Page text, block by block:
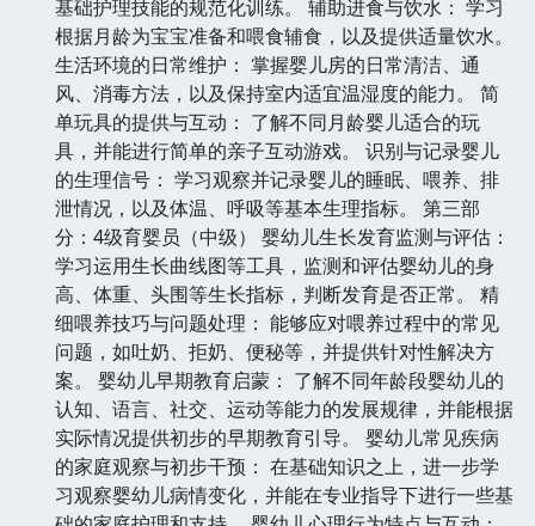
基础护理技能的规范化训练。 辅助进食与饮水： 学习
根据月龄为宝宝准备和喂食辅食，以及提供适量饮水。
生活环境的日常维护： 掌握婴儿房的日常清洁、通
风、消毒方法，以及保持室内适宜温湿度的能力。 简
单玩具的提供与互动： 了解不同月龄婴儿适合的玩
具，并能进行简单的亲子互动游戏。 识别与记录婴儿
的生理信号： 学习观察并记录婴儿的睡眠、喂养、排
泄情况，以及体温、呼吸等基本生理指标。 第三部
分：4级育婴员（中级） 婴幼儿生长发育监测与评估：
学习运用生长曲线图等工具，监测和评估婴幼儿的身
高、体重、头围等生长指标，判断发育是否正常。 精
细喂养技巧与问题处理： 能够应对喂养过程中的常见
问题，如吐奶、拒奶、便秘等，并提供针对性解决方
案。 婴幼儿早期教育启蒙： 了解不同年龄段婴幼儿的
认知、语言、社交、运动等能力的发展规律，并能根据
实际情况提供初步的早期教育引导。 婴幼儿常见疾病
的家庭观察与初步干预： 在基础知识之上，进一步学
习观察婴幼儿病情变化，并能在专业指导下进行一些基